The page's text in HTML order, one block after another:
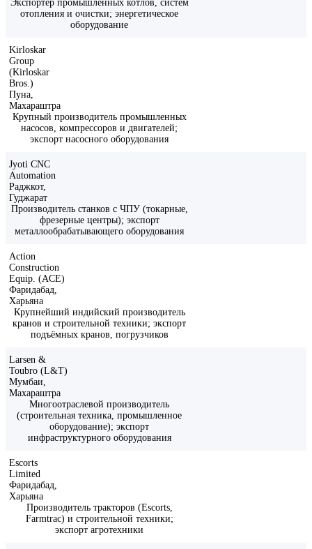
Экспортер промышленных котлов, систем
отопления и очистки; энергетическое
оборудование
Kirloskar
Group
(Kirloskar
Bros.)
Пуна,
Махараштра
Крупный производитель промышленных
насосов, компрессоров и двигателей;
экспорт насосного оборудования
Jyoti CNC
Automation
Раджкот,
Гуджарат
Производитель станков с ЧПУ (токарные,
фрезерные центры); экспорт
металлообрабатывающего оборудования
Action
Construction
Equip. (ACE)
Фаридабад,
Харьяна
Крупнейший индийский производитель
кранов и строительной техники; экспорт
подъёмных кранов, погрузчиков
Larsen &
Toubro (L&T)
Мумбаи,
Махараштра
Многоотраслевой производитель
(строительная техника, промышленное
оборудование); экспорт
инфраструктурного оборудования
Escorts
Limited
Фаридабад,
Харьяна
Производитель тракторов (Escorts,
Farmtrac) и строительной техники;
экспорт агротехники